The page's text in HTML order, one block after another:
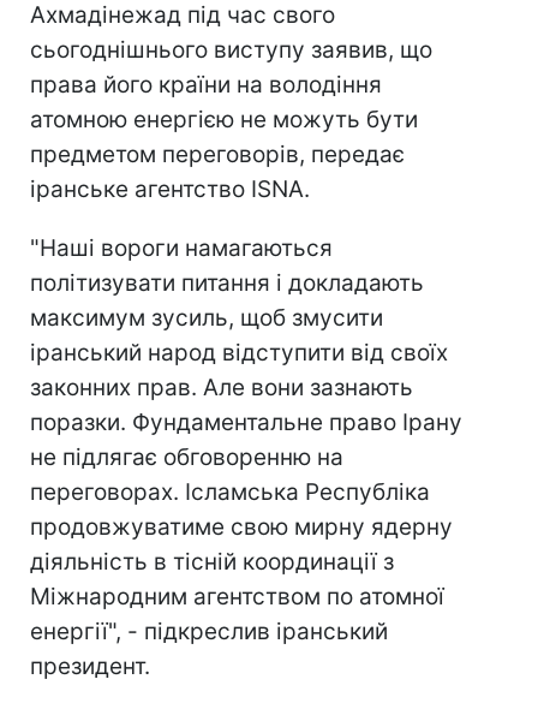
Ахмадінежад під час свого
сьогоднішнього виступу заявив, що
права його країни на володіння
атомною енергією не можуть бути
предметом переговорів, передає
іранське агентство ISNA.
"Наші вороги намагаються
політизувати питання і докладають
максимум зусиль, щоб змусити
іранський народ відступити від своїх
законних прав. Але вони зазнають
поразки. Фундаментальне право Ірану
не підлягає обговоренню на
переговорах. Ісламська Республіка
продовжуватиме свою мирну ядерну
діяльність в тісній координації з
Міжнародним агентством по атомної
енергії", - підкреслив іранський
президент.